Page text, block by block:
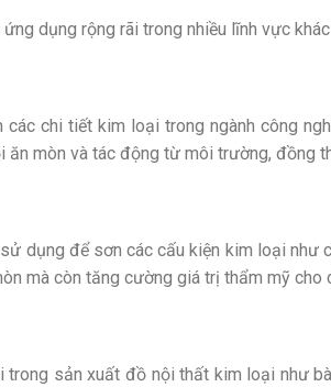
dụng rộng rãi trong nhiều lĩnh vực
chi tiết kim loại trong ngành công
mòn và tác động từ môi trường, đồng
dụng để sơn các cấu kiện kim loại như
mà còn tăng cường giá trị thẩm mỹ cho
sản xuất đồ nội thất kim loại như